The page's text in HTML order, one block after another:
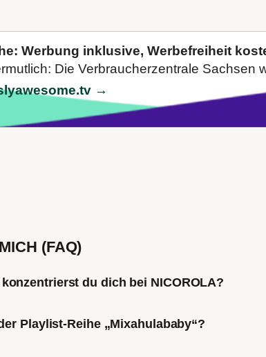
Werbung inklusive, Werbefreiheit
Die Verbraucherzentrale Sachsen
→
(FAQ)
du dich bei NICOROLA?
Playlist-Reihe „Mixahulababy“?